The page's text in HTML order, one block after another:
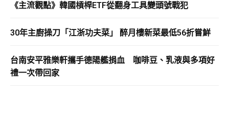
《主流觀點》韓國槓桿ETF從翻身工具變頭號戰犯
30年主廚操刀「江浙功夫菜」 醉月樓新菜最低56折嘗鮮
台南安平雅樂軒攜手德陽艦捐血 咖啡豆、乳液與多項好
禮一次帶回家